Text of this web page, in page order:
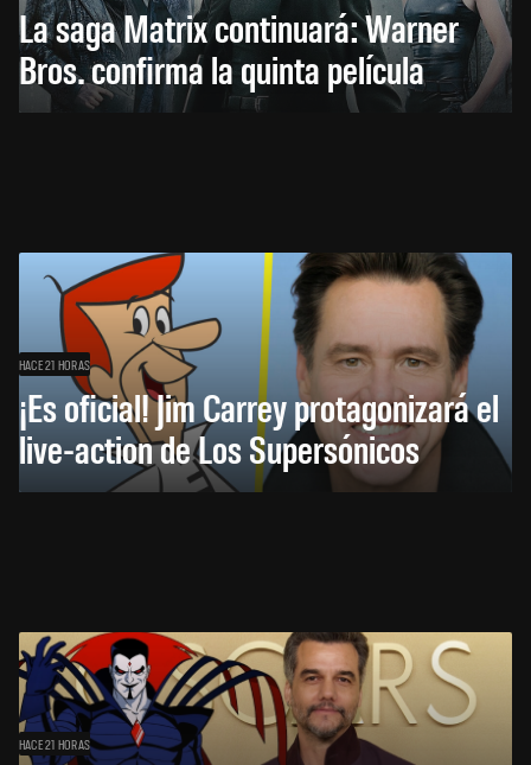
La saga Matrix continuará: Warner
Bros. confirma la quinta película
HACE 21 HORAS
¡Es oficial! Jim Carrey protagonizará el
live-action de Los Supersónicos
HACE 21 HORAS